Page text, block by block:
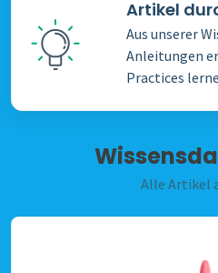
Artikel
Aus unserer
Anleitungen
Practices
Alle Artikel